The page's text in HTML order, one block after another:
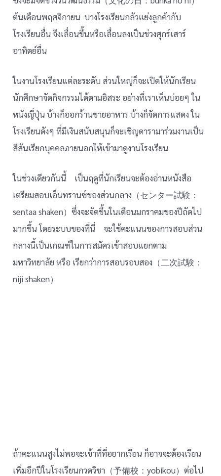
ต้นเดือนพฤศจิกายน บางโรงเรียนกลัวแย่งลูกค้ากับ
โรงเรียนอื่น จึงเลื่อนขึ้นหรือเลื่อนลงเป็นช่วงศุกร์เสาร์
อาทิตย์อื่น
ในงานโรงเรียนแต่ละระดับ ส่วนใหญ่ก็จะเปิดให้นักเรียน
นักศึกษาจัดกิจกรรมได้ตามอิสระ อย่างที่เราเห็นบ่อยๆ ใน
หนังญี่ปุ่น บ้างก็ออกร้านขายอาหาร บ้างก็จัดการแสดง ใน
โรงเรียนดังๆ ที่มีเงินสนับสนุนก็จะเชิญดารามาร่วมงานเป็น
สีสันเรียกบุคคลภายนอกให้เข้ามาดูงานโรงเรียน
ในช่วงเดียวกันนี้ เป็นฤดูที่นักเรียนจะต้องอ่านหนังสือ
เตรียมสอบเอ็นทรานซ์ของส่วนกลาง（センター試験：
sentaa shaken）ซึ่งจะจัดขึ้นในเดือนมกราคมของปีถัดไป
มากขึ้น โดยระบบของที่นี่ จะใช้คะแนนของการสอบส่วน
กลางนี้เป็นเกณฑ์ในการสมัครเข้าสอบแยกตาม
มหาวิทยาลัย หรือ เรียกว่าการสอบรอบสอง（二次試験：
niji shaken）
ถ้าคะแนนสูงไม่พอจะเข้าที่ที่อยากเรียน ก็อาจจะต้องเรียน
เพิ่มอีกปีในโรงเรียนกวดวิชา（予備校：yobikou）ต่อไป